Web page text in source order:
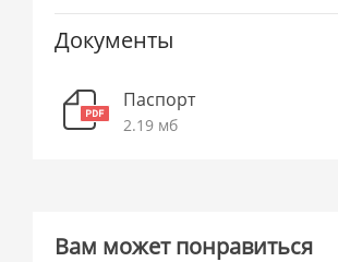
Документы
Паспорт
2.19 мб
Вам может понравиться